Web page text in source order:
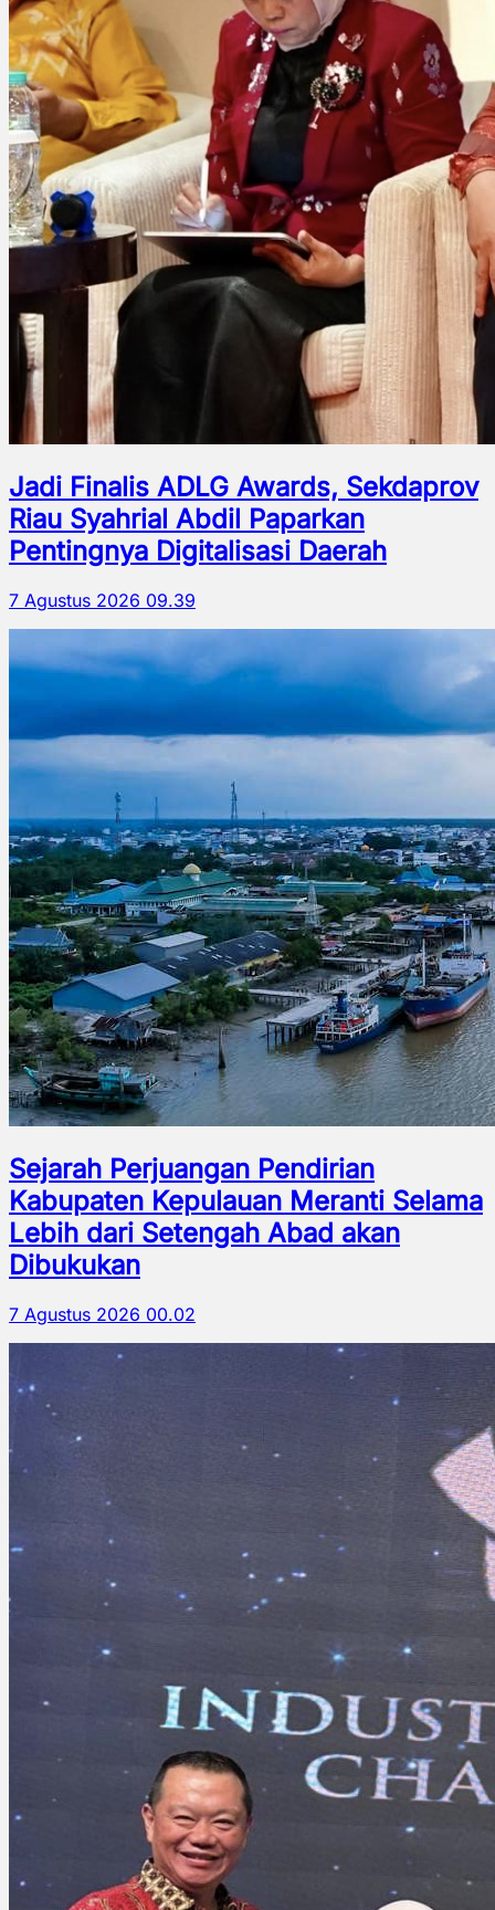
Jadi Finalis ADLG Awards, Sekdaprov
Riau Syahrial Abdil Paparkan
Pentingnya Digitalisasi Daerah
7 Agustus 2026 09.39
Sejarah Perjuangan Pendirian
Kabupaten Kepulauan Meranti Selama
Lebih dari Setengah Abad akan
Dibukukan
7 Agustus 2026 00.02